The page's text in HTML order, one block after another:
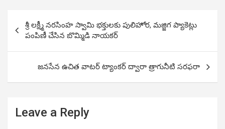
navigation
శ్రీ లక్ష్మీ నరసింహ స్వామి భక్తులకు పులిహోర, మజ్జిగ ప్యాకెట్లు
పంపిణీ చేసిన బొమ్మిడి నాయకర్
జనసేన ఉచిత వాటర్ ట్యాంకర్ ద్వారా త్రాగునీటి సరఫరా
Leave a Reply